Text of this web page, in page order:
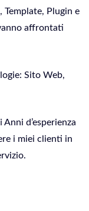
Template, Plugin e
affrontati
Sito Web,
d’esperienza
i miei clienti in